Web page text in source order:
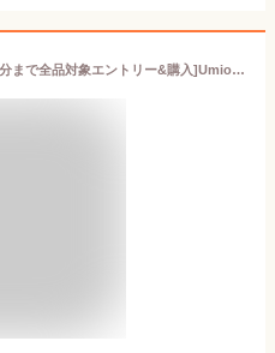
[ポイント5倍！7/26(日)1時59分まで全品対象エントリー&購入]Umios さば水煮 食塩不使用 190g×12個入｜ 送料無料 缶詰 サバ 鯖 サバ缶 水煮